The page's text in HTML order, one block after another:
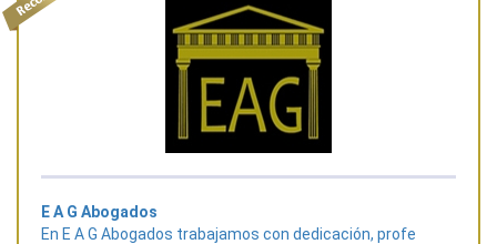
E A G Abogados
En E A G Abogados trabajamos con dedicación, profe